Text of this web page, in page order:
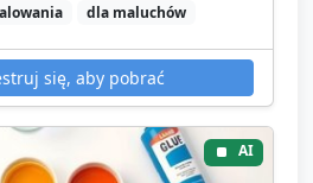
dla maluchów
się, aby pobrać
AI